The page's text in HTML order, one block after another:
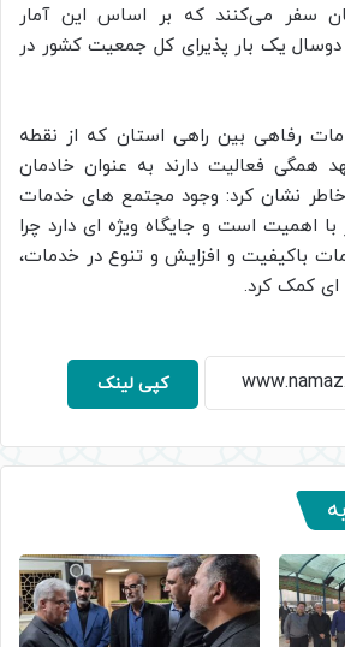
سفر می‌کنند که بر اساس این آمار
یک بار پذیرای کل جمعیت کشور در
رفاهی بین راهی استان که از نقطه
همگی فعالیت دارند به عنوان خادمان
خاطر نشان کرد: وجود مجتمع های خدمات
اهمیت است و جایگاه ویژه ای دارد چرا
باکیفیت و افزایش و تنوع در خدمات،
کمک کرد.
کپی لینک